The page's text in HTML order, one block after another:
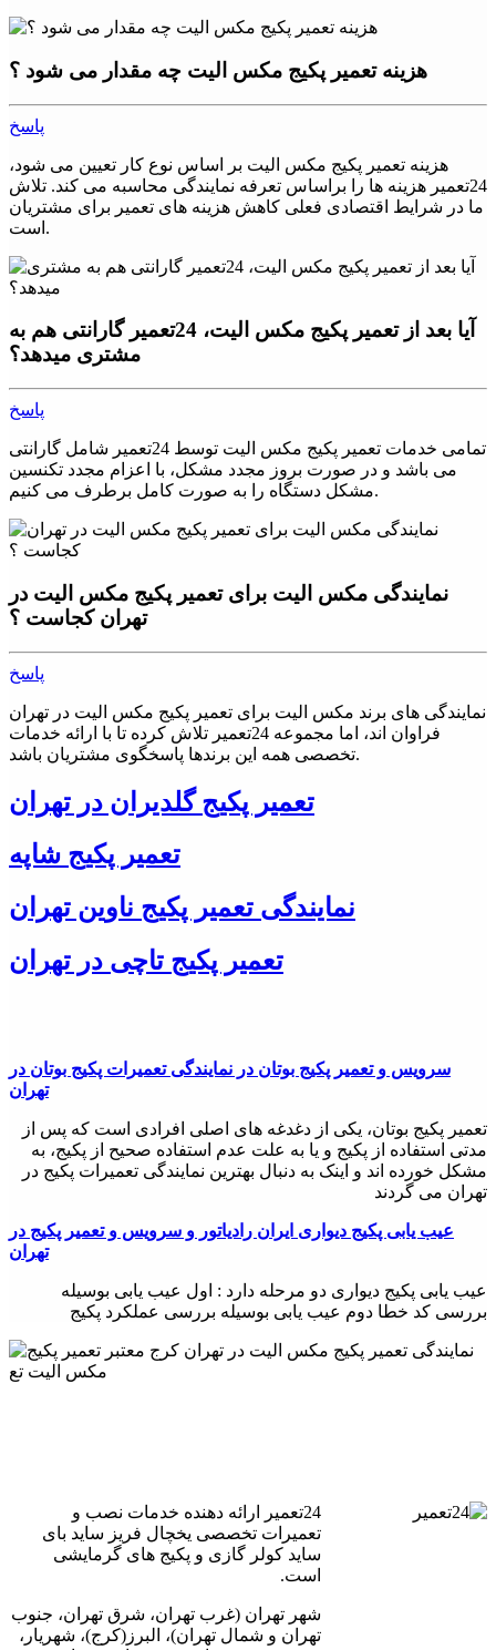
هزینه تعمیر پکیج مکس الیت چه مقدار می شود ؟
پاسخ
هزینه تعمیر پکیج مکس الیت بر اساس نوع کار تعیین می شود،
24تعمیر هزینه ها را براساس تعرفه نمایندگی محاسبه می کند. تلاش
ما در شرایط اقتصادی فعلی کاهش هزینه های تعمیر برای مشتریان
است.
آیا بعد از تعمیر پکیج مکس الیت، 24تعمیر گارانتی هم به
مشتری میدهد؟
پاسخ
تمامی خدمات تعمیر پکیج مکس الیت توسط 24تعمیر شامل گارانتی
می باشد و در صورت بروز مجدد مشکل، با اعزام مجدد تکنسین
مشکل دستگاه را به صورت کامل برطرف می کنیم.
نمایندگی مکس الیت برای تعمیر پکیج مکس الیت در
تهران کجاست ؟
پاسخ
نمایندگی های برند مکس الیت برای تعمیر پکیج مکس الیت در تهران
فراوان اند، اما مجموعه 24تعمیر تلاش کرده تا با ارائه خدمات
تخصصی همه این برندها پاسخگوی مشتریان باشد.
تعمیر پکیج گلدیران در تهران
تعمیر پکیج شاپه
نمایندگی تعمیر پکیج ناوین تهران
تعمیر پکیج تاچی در تهران
سرویس و تعمیر پکیج بوتان در نمایندگی تعمیرات پکیج بوتان در
تهران
تعمیر پکیج بوتان، یکی از دغدغه های اصلی افرادی است که پس از
مدتی استفاده از پکیج و یا به علت عدم استفاده صحیح از پکیج، به
مشکل خورده اند و اینک به دنبال بهترین نمایندگی تعمیرات پکیج در
تهران می گردند
عیب یابی پکيج دیواری ایران رادیاتور و سرویس و تعمیر پکیج در
تهران
عیب یابی پکيج دیواری دو مرحله دارد : اول عیب یابی بوسیله
بررسی کد خطا دوم عیب یابی بوسیله بررسی عملکرد پکیج
24تعمیر ارائه دهنده خدمات نصب و
تعمیرات تخصصی یخچال فریز ساید بای
ساید کولر گازی و پکیج های گرمایشی
است.
شهر تهران (غرب تهران، شرق تهران، جنوب
تهران و شمال تهران)، البرز(کرج)، شهریار،